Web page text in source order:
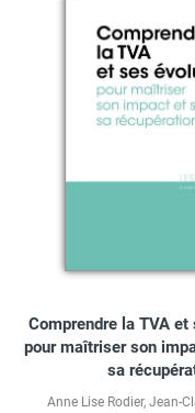
Comprendre la TVA
pour maîtriser son
sa
Anne Lise Rodier,Jean-